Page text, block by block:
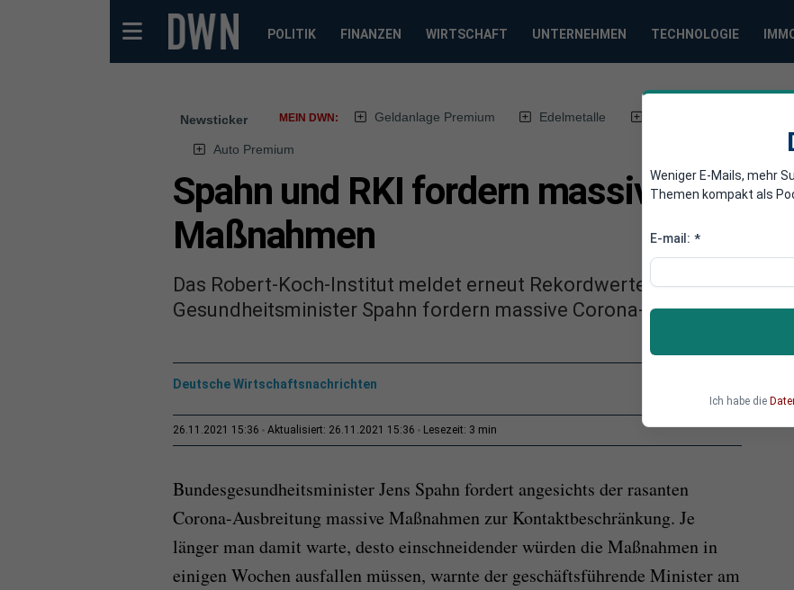
POLITIK FINANZEN WIRTSCHAFT UNTERNEHMEN TECHNOLOGIE
Newsticker MEIN DWN: Geldanlage Premium Edelmetalle
Auto Premium
Spahn und RKI fordern massive neue
Maßnahmen
Das Robert-Koch-Institut meldet erneut Rekordwerte, und sein
Gesundheitsminister Spahn fordern massive Corona-Maßnahmen.
Deutsche Wirtschaftsnachrichten
26.11.2021 15:36 Aktualisiert: 26.11.2021 15:36 Lesezeit: 3 min
Bundesgesundheitsminister Jens Spahn fordert angesichts der rasanten
Corona-Ausbreitung massive Maßnahmen zur Kontaktbeschränkung. Je
länger man damit warte, desto einschneidender würden die Maßnahmen in
einigen Wochen ausfallen müssen, warnte der geschäftsführende Minister am
Weniger E-Mails, mehr
Themen kompakt als
E-mail: *
Ich habe die